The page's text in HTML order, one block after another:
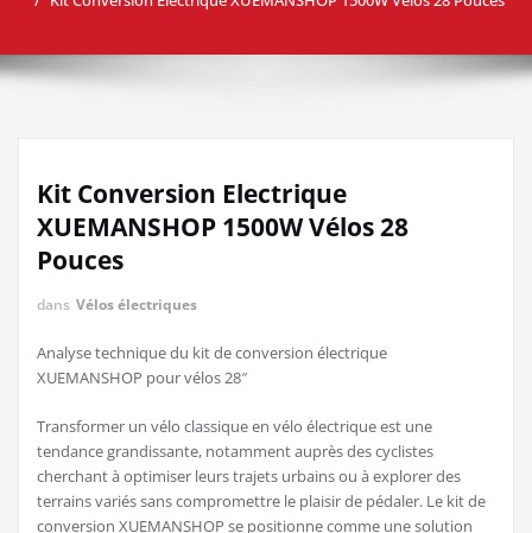
Kit Conversion Electrique
XUEMANSHOP 1500W Vélos 28
Pouces
dans Vélos électriques
Analyse technique du kit de conversion électrique
XUEMANSHOP pour vélos 28″
Transformer un vélo classique en vélo électrique est une
tendance grandissante, notamment auprès des cyclistes
cherchant à optimiser leurs trajets urbains ou à explorer des
terrains variés sans compromettre le plaisir de pédaler. Le kit de
conversion XUEMANSHOP se positionne comme une solution